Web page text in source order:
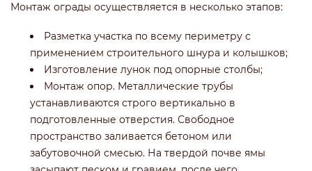
Монтаж ограды осуществляется в несколько этапов:
Разметка участка по всему периметру с
применением строительного шнура и колышков;
Изготовление лунок под опорные столбы;
Монтаж опор. Металлические трубы
устанавливаются строго вертикально в
подготовленные отверстия. Свободное
пространство заливается бетоном или
забутовочной смесью. На твердой почве ямы